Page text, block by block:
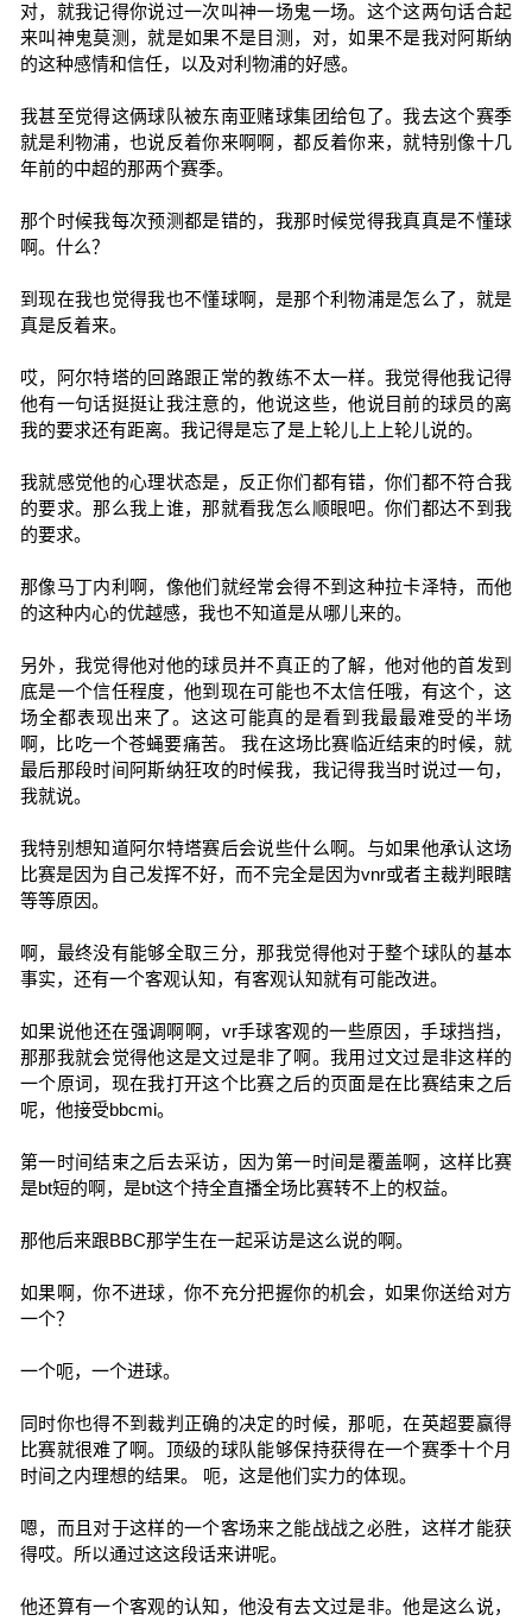
对，就我记得你说过一次叫神一场鬼一场。这个这两句话合起
来叫神鬼莫测，就是如果不是目测，对，如果不是我对阿斯纳
的这种感情和信任，以及对利物浦的好感。
我甚至觉得这俩球队被东南亚赌球集团给包了。我去这个赛季
就是利物浦，也说反着你来啊啊，都反着你来，就特别像十几
年前的中超的那两个赛季。
那个时候我每次预测都是错的，我那时候觉得我真真是不懂球
啊。什么？
到现在我也觉得我也不懂球啊，是那个利物浦是怎么了，就是
真是反着来。
哎，阿尔特塔的回路跟正常的教练不太一样。我觉得他我记得
他有一句话挺挺让我注意的，他说这些，他说目前的球员的离
我的要求还有距离。我记得是忘了是上轮儿上上轮儿说的。
我就感觉他的心理状态是，反正你们都有错，你们都不符合我
的要求。那么我上谁，那就看我怎么顺眼吧。你们都达不到我
的要求。
那像马丁内利啊，像他们就经常会得不到这种拉卡泽特，而他
的这种内心的优越感，我也不知道是从哪儿来的。
另外，我觉得他对他的球员并不真正的了解，他对他的首发到
底是一个信任程度，他到现在可能也不太信任哦，有这个，这
场全都表现出来了。这这可能真的是看到我最最难受的半场
啊，比吃一个苍蝇要痛苦。 我在这场比赛临近结束的时候，就
最后那段时间阿斯纳狂攻的时候我，我记得我当时说过一句，
我就说。
我特别想知道阿尔特塔赛后会说些什么啊。与如果他承认这场
比赛是因为自己发挥不好，而不完全是因为vnr或者主裁判眼瞎
等等原因。
啊，最终没有能够全取三分，那我觉得他对于整个球队的基本
事实，还有一个客观认知，有客观认知就有可能改进。
如果说他还在强调啊啊，vr手球客观的一些原因，手球挡挡，
那那我就会觉得他这是文过是非了啊。我用过文过是非这样的
一个原词，现在我打开这个比赛之后的页面是在比赛结束之后
呢，他接受bbcmi。
第一时间结束之后去采访，因为第一时间是覆盖啊，这样比赛
是bt短的啊，是bt这个持全直播全场比赛转不上的权益。
那他后来跟BBC那学生在一起采访是这么说的啊。
如果啊，你不进球，你不充分把握你的机会，如果你送给对方
一个？
一个呃，一个进球。
同时你也得不到裁判正确的决定的时候，那呃，在英超要赢得
比赛就很难了啊。顶级的球队能够保持获得在一个赛季十个月
时间之内理想的结果。 呃，这是他们实力的体现。
嗯，而且对于这样的一个客场来之能战战之必胜，这样才能获
得哎。所以通过这这段话来讲呢。
他还算有一个客观的认知，他没有去文过是非。他是这么说，